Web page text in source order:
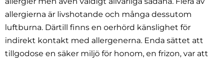
allergierna är livshotande och många dessutom
luftburna. Därtill finns en oerhörd känslighet för
indirekt kontakt med allergenerna. Enda sättet att
tillgodose en säker miljö för honom, en frizon, var att